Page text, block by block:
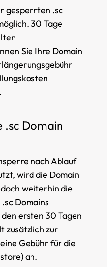
gesperrten .sc
30 Tage
Sie Ihre Domain
.sc Domain
nach Ablauf
wird die Domain
weiterhin die
Domains
ersten 30 Tagen
zusätzlich zur
Gebühr für die
an.